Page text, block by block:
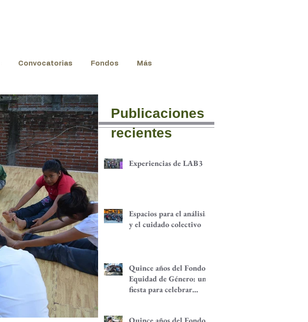
Convocatorias Fondos Más
Publicaciones
recientes
Experiencias de LAB3
Espacios para el análisis
y el cuidado colectivo
Quince años del Fondo
Equidad de Género: una
fiesta para celebrar